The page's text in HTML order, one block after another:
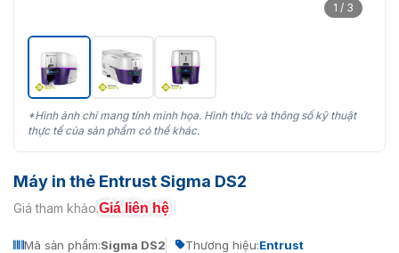
1 / 3
*Hình ảnh chỉ mang tính minh họa. Hình thức và thông số kỹ thuật
thực tế của sản phẩm có thể khác.
Máy in thẻ Entrust Sigma DS2
Giá tham khảo:Giá liên hệ
Mã sản phẩm:Sigma DS2 Thương hiệu:Entrust